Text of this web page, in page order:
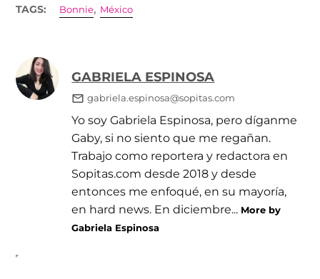
TAGS: Bonnie, México
GABRIELA ESPINOSA
gabriela.espinosa@sopitas.com
Yo soy Gabriela Espinosa, pero díganme
Gaby, si no siento que me regañan.
Trabajo como reportera y redactora en
Sopitas.com desde 2018 y desde
entonces me enfoqué, en su mayoría,
en hard news. En diciembre... More by
Gabriela Espinosa